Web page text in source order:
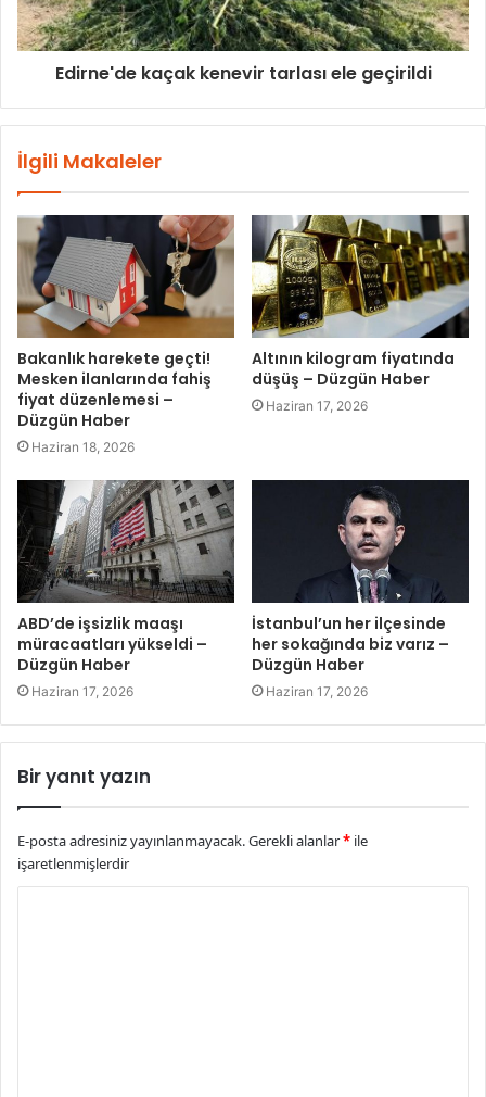
Edirne'de kaçak kenevir tarlası ele geçirildi
İlgili Makaleler
Bakanlık harekete geçti!
Mesken ilanlarında fahiş
fiyat düzenlemesi –
Düzgün Haber
Haziran 18, 2026
Altının kilogram fiyatında
düşüş – Düzgün Haber
Haziran 17, 2026
ABD’de işsizlik maaşı
müracaatları yükseldi –
Düzgün Haber
Haziran 17, 2026
İstanbul’un her ilçesinde
her sokağında biz varız –
Düzgün Haber
Haziran 17, 2026
Bir yanıt yazın
E-posta adresiniz yayınlanmayacak.Gerekli alanlar* ile
işaretlenmişlerdir